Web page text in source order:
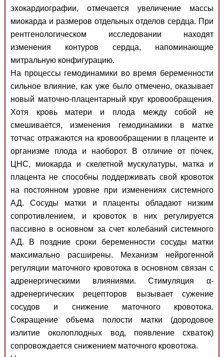
эхокардиографии, отмечается увеличение массы
миокарда и размеров отдельных отделов сердца. При
рентгенологическом исследовании находят
изменения контуров сердца, напоминающие
митральную конфигурацию.
На процессы гемодинамики во время беременности
сильное влияние, как уже было отмечено, оказывает
новый маточно-плацентарный круг кровообращения.
Хотя кровь матери и плода между собой не
смешивается, изменения гемодинамики в матке
тотчас отражаются на кровообращении в плаценте и
организме плода и наоборот. В отличие от почек,
ЦНС, миокарда и скелетной мускулатуры, матка и
плацента не способны поддерживать свой кровоток
на постоянном уровне при изменениях системного
АД. Сосуды матки и плаценты обладают низким
сопротивлением, и кровоток в них регулируется
пассивно в основном за счет колебаний системного
АД. В поздние сроки беременности сосуды матки
максимально расширены. Механизм нейрогенной
регуляции маточного кровотока в основном связан с
адренергическими влияниями. Стимуляция α-
адренергических рецепторов вызывает сужение
сосудов и снижение маточного кровотока.
Сокращение объема полости матки (дородовое
излитие околоплодных вод, появление схваток)
сопровождается снижением маточного кровотока.